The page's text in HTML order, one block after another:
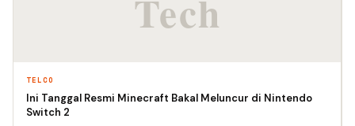
TELCO
Ini Tanggal Resmi Minecraft Bakal Meluncur di Nintendo
Switch 2